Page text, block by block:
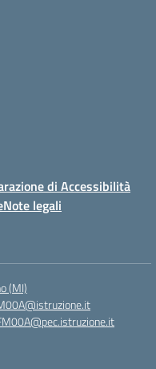
di Accessibilità
Note legali
(MI)